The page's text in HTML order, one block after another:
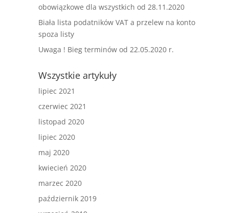
obowiązkowe dla wszystkich od 28.11.2020
Biała lista podatników VAT a przelew na konto
spoza listy
Uwaga ! Bieg terminów od 22.05.2020 r.
Wszystkie artykuły
lipiec 2021
czerwiec 2021
listopad 2020
lipiec 2020
maj 2020
kwiecień 2020
marzec 2020
październik 2019